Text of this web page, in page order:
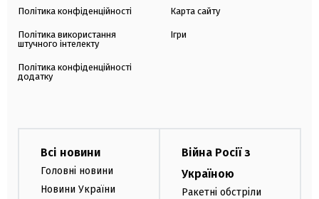
Політика конфіденційності
Політика використання
штучного інтелекту
Політика конфіденційності
додатку
Карта сайту
Ігри
Всі новини
Головні новини
Новини України
Війна Росії з
Україною
Ракетні обстріли